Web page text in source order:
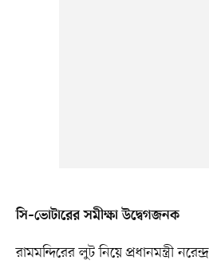
সি–ভোটারের সমীক্ষা উদ্বেগজনক
রামমন্দিরের লুট নিয়ে প্রধানমন্ত্রী